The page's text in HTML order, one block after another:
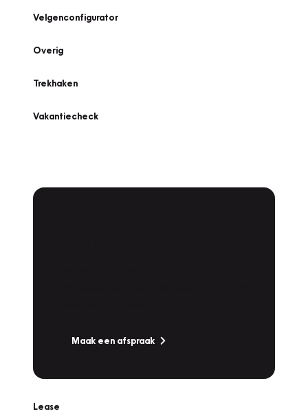
Velgenconfigurator
Overig
Trekhaken
Vakantiecheck
Maak een afspraak
Lease